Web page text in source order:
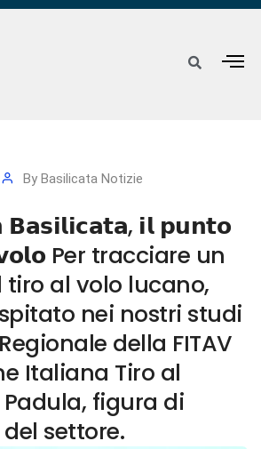
By Basilicata Notizie
𝗶𝗹 𝗽𝘂𝗻𝘁𝗼
Per tracciare un
al volo lucano,
nei nostri studi
della FITAV
Italiana Tiro al
figura di
settore.